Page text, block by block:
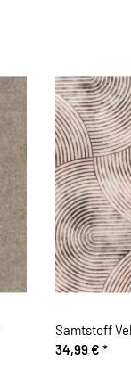
Samtstoff
34,99 € *